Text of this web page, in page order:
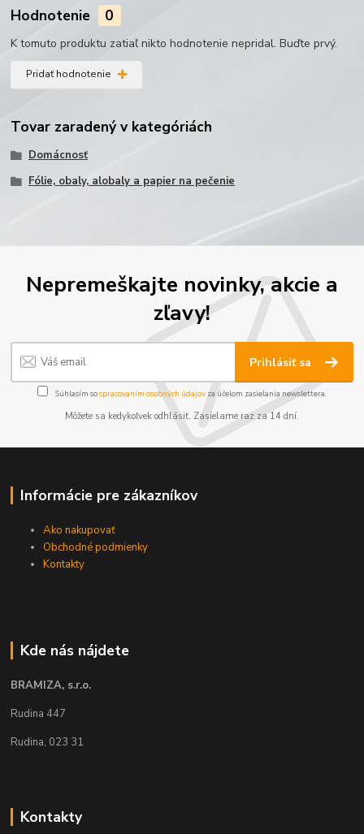
Hodnotenie 0
K tomuto produktu zatiaľ nikto hodnotenie nepridal. Buďte prvý.
Pridať hodnotenie
Tovar zaradený v kategóriách
Domácnosť
Fólie, obaly, alobaly a papier na pečenie
Nepremeškajte novinky, akcie a
zľavy!
Prihlásiť sa
Súhlasím sospracovaním osobných údajov za účelom zasielania newslettera.
Môžete sa kedykoľvek odhlásiť. Zasielame raz za 14 dní.
Informácie pre zákazníkov
Ako nakupovať
Obchodné podmienky
Kontakty
Kde nás nájdete
BRAMIZA, s.r.o.
Rudina 447
Rudina, 023 31
Kontakty